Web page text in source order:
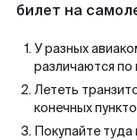
билет на
У разных
различаются по
Лететь
конечных
Покупайте